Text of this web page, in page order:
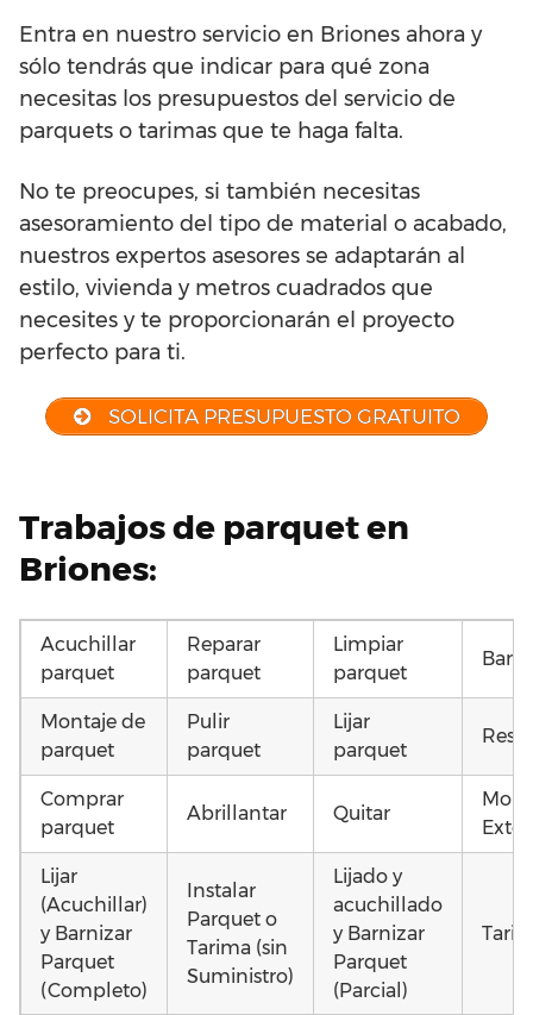
Entra en nuestro servicio en Briones ahora y
sólo tendrás que indicar para qué zona
necesitas los presupuestos del servicio de
parquets o tarimas que te haga falta.
No te preocupes, si también necesitas
asesoramiento del tipo de material o acabado,
nuestros expertos asesores se adaptarán al
estilo, vivienda y metros cuadrados que
necesites y te proporcionarán el proyecto
perfecto para ti.
SOLICITA PRESUPUESTO GRATUITO
Trabajos de parquet en
Briones:
Acuchillar
parquet
Reparar
parquet
Limpiar
parquet
Montaje de
parquet
Pulir
parquet
Lijar
parquet
Comprar
parquet
Abrillantar Quitar
Lijar
(Acuchillar)
y Barnizar
Parquet
(Completo)
Instalar
Parquet o
Tarima (sin
Suministro)
Lijado y
acuchillado
y Barnizar
Parquet
(Parcial)